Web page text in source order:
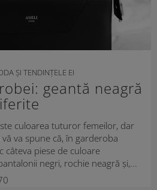
ȘI TENDINȚELE EI
geantă neagră
culoarea tuturor femeilor, dar
va spune că, în garderoba
câteva piese de culoare
negri, rochie neagră și,...